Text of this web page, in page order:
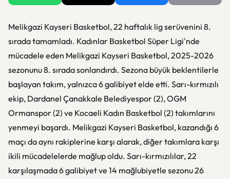
Melikgazi Kayseri Basketbol, 22 haftalık lig serüvenini 8.
sırada tamamladı. Kadınlar Basketbol Süper Ligi'nde
mücadele eden Melikgazi Kayseri Basketbol, 2025-2026
sezonunu 8. sırada sonlandırdı. Sezona büyük beklentilerle
başlayan takım, yalnızca 6 galibiyet elde etti. Sarı-kırmızılı
ekip, Dardanel Çanakkale Belediyespor (2), OGM
Ormanspor (2) ve Kocaeli Kadın Basketbol (2) takımlarını
yenmeyi başardı. Melikgazi Kayseri Basketbol, kazandığı 6
maçı da aynı rakiplerine karşı alarak, diğer takımlara karşı
ikili mücadelelerde mağlup oldu. Sarı-kırmızılılar, 22
karşılaşmada 6 galibiyet ve 14 mağlubiyetle sezonu 26